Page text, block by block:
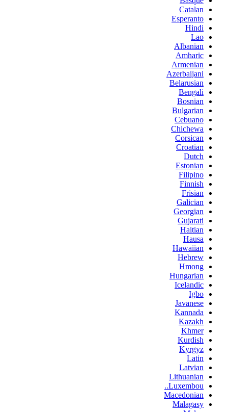
Catalan
Esperanto
Hindi
Lao
Albanian
Amharic
Armenian
Azerbaijani
Belarusian
Bengali
Bosnian
Bulgarian
Cebuano
Chichewa
Corsican
Croatian
Dutch
Estonian
Filipino
Finnish
Frisian
Galician
Georgian
Gujarati
Haitian
Hausa
Hawaiian
Hebrew
Hmong
Hungarian
Icelandic
Igbo
Javanese
Kannada
Kazakh
Khmer
Kurdish
Kyrgyz
Latin
Latvian
Lithuanian
Luxembou..
Macedonian
Malagasy